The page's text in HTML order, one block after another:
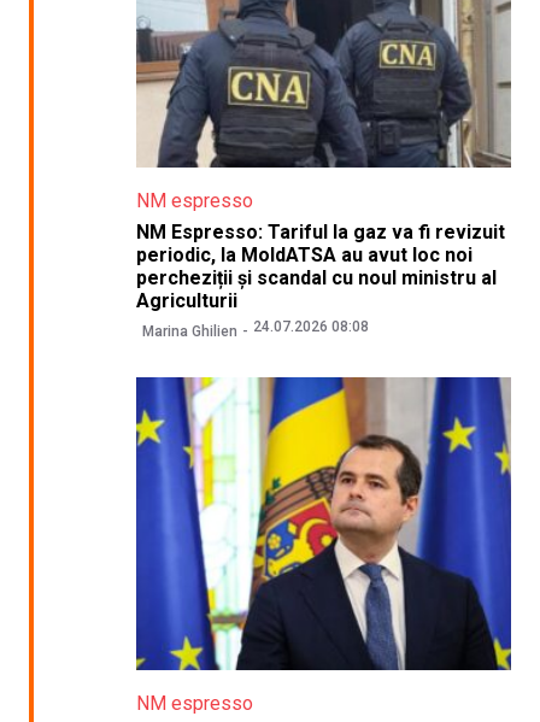
NM espresso
NM Espresso: Tariful la gaz va fi revizuit
periodic, la MoldATSA au avut loc noi
percheziții și scandal cu noul ministru al
Agriculturii
Marina Ghilien 24.07.2026 08:08
NM espresso